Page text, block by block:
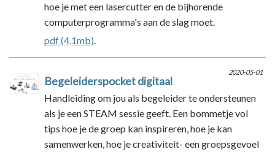
hoe je met een lasercutter en de bijhorende
computerprogramma's aan de slag moet.
pdf (4,1mb).
2020-05-01
Begeleiderspocket digitaal
Handleiding om jou als begeleider te ondersteunen
als je een STEAM sessie geeft. Een bommetje vol
tips hoe je de groep kan inspireren, hoe je kan
samenwerken, hoe je creativiteit- een groepsgevoel